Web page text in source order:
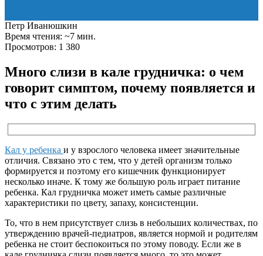
Петр Иванюшкин
Время чтения: ~7 мин.
Просмотров: 1 380
Много слизи в кале грудничка: о чем
говорит симптом, почему появляется и
что с этим делать
Кал у ребенка и у взрослого человека имеет значительные
отличия. Связано это с тем, что у детей организм только
формируется и поэтому его кишечник функционирует
несколько иначе. К тому же большую роль играет питание
ребенка. Кал грудничка может иметь самые различные
характеристики по цвету, запаху, консистенции.
То, что в нем присутствует слизь в небольших количествах, по
утверждению врачей-педиатров, является нормой и родителям
ребенка не стоит беспокоиться по этому поводу. Если же в